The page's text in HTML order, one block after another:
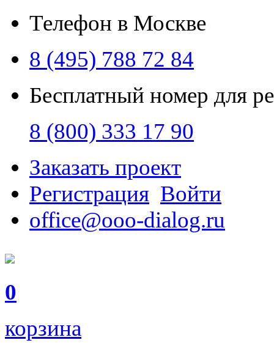
Телефон в Москве
8 (495) 788 72 84
Бесплатный номер для
8 (800) 333 17 90
Заказать проект
Регистрация Войти
office@ooo-dialog.ru
0
корзина